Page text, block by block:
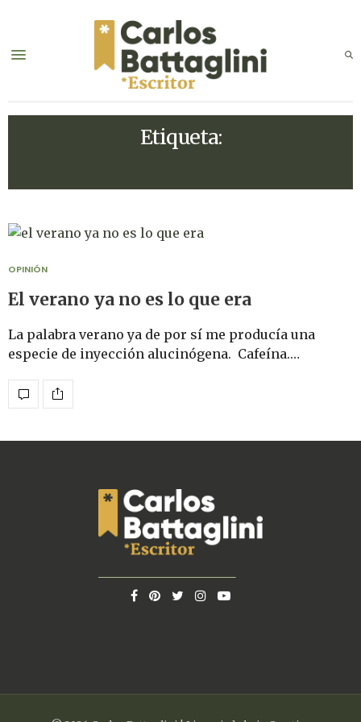
Etiqueta:
OPINIÓN
El verano ya no es lo que era
La palabra verano ya de por sí me producía una
especie de inyección alucinógena. Cafeína.…